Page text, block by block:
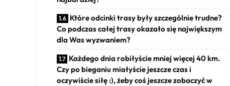
Które odcinki trasy były szczególnie trudne?
Co podczas całej trasy okazało się największym
dla Was wyzwaniem?
Każdego dnia robiłyście mniej więcej 40 km.
Czy po bieganiu miałyście jeszcze czas i
oczywiście siłę :), żeby coś jeszcze zobaczyć w